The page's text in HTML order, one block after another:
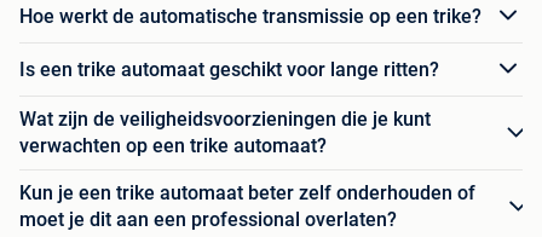
Hoe werkt de automatische transmissie op een trike?
Is een trike automaat geschikt voor lange ritten?
Wat zijn de veiligheidsvoorzieningen die je kunt
verwachten op een trike automaat?
Kun je een trike automaat beter zelf onderhouden of
moet je dit aan een professional overlaten?